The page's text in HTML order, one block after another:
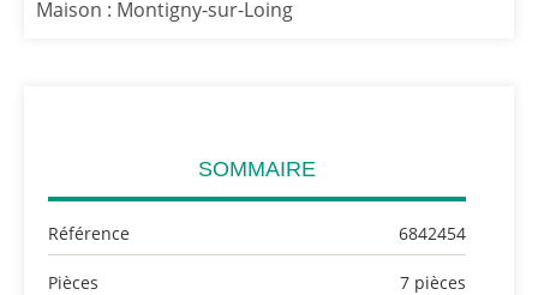
Maison : Montigny-sur-Loing
SOMMAIRE
Référence 6842454
Pièces 7 pièces